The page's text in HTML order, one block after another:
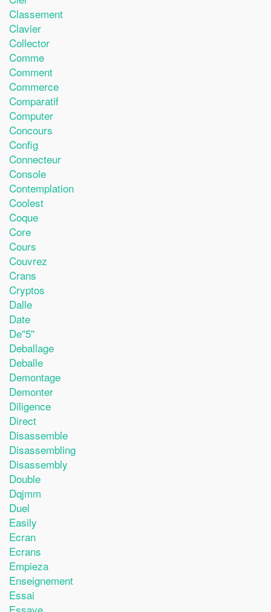
Classement
Clavier
Collector
Comme
Comment
Commerce
Comparatif
Computer
Concours
Config
Connecteur
Console
Contemplation
Coolest
Coque
Core
Cours
Couvrez
Crans
Cryptos
Dalle
Date
De''5''
Deballage
Deballe
Demontage
Demonter
Diligence
Direct
Disassemble
Disassembling
Disassembly
Double
Dqjmm
Duel
Easily
Ecran
Ecrans
Empieza
Enseignement
Essai